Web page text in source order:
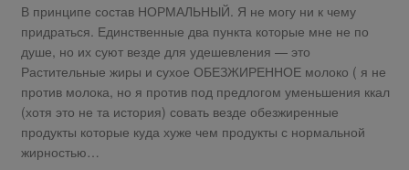
В принципе состав НОРМАЛЬНЫЙ. Я не могу ни к чему
придраться. Единственные два пункта которые мне не по
душе, но их суют везде для удешевления — это
Растительные жиры и сухое ОБЕЗЖИРЕННОЕ молоко ( я не
против молока, но я против под предлогом уменьшения ккал
(хотя это не та история) совать везде обезжиренные
продукты которые куда хуже чем продукты с нормальной
жирностью…